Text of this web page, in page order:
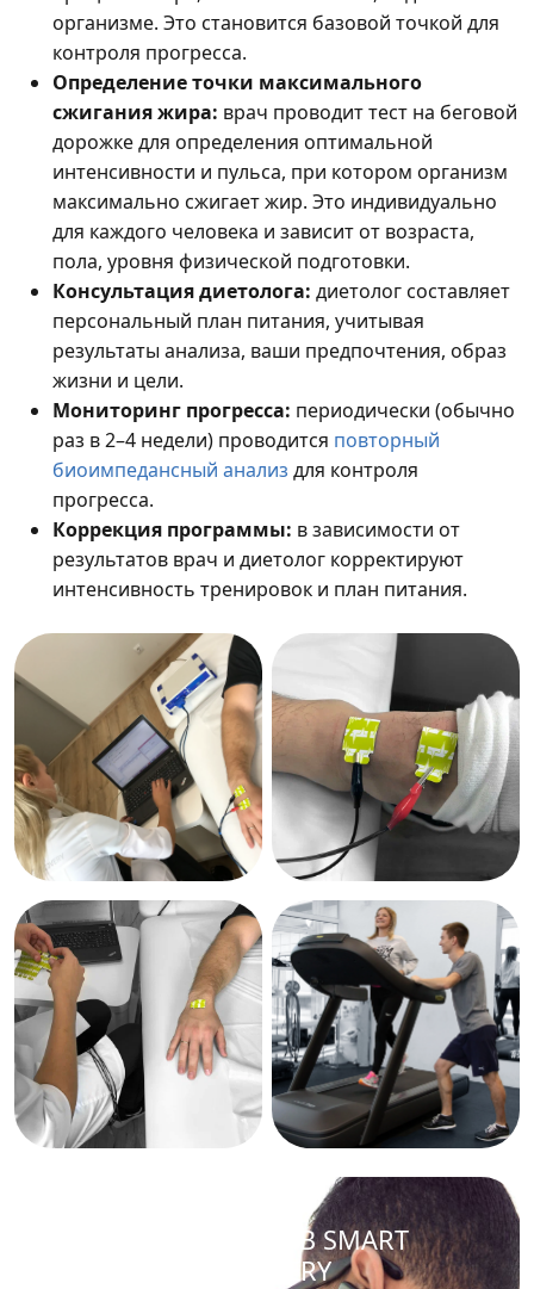
организме. Это становится базовой точкой для
контроля прогресса.
Определение точки максимального
сжигания жира: врач проводит тест на беговой
дорожке для определения оптимальной
интенсивности и пульса, при котором организм
максимально сжигает жир. Это индивидуально
для каждого человека и зависит от возраста,
пола, уровня физической подготовки.
Консультация диетолога: диетолог составляет
персональный план питания, учитывая
результаты анализа, ваши предпочтения, образ
жизни и цели.
Мониторинг прогресса: периодически (обычно
раз в 2–4 недели) проводится повторный
биоимпедансный анализ для контроля
прогресса.
Коррекция программы: в зависимости от
результатов врач и диетолог корректируют
интенсивность тренировок и план питания.
ЗАПИСАТЬСЯ В SMART
RECOVERY